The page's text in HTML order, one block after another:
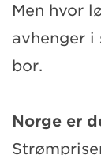
Men hvor
avhenger i
bor.
Norge er